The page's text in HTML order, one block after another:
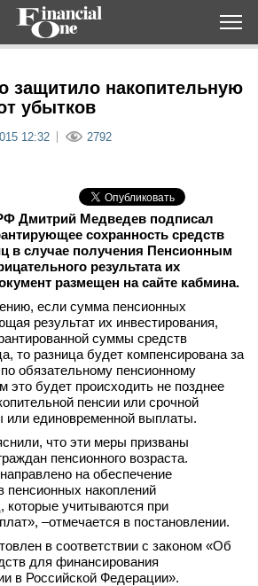
защитило накопительную
убытков
12:32 2792
Дмитрий Медведев подписал
сохранность средств
в случае получения Пенсионным
результата их
размещен на сайте кабмина.
если сумма пенсионных
результат их инвестирования,
суммы средств
то разница будет компенсирована за
обязательному пенсионному
это будет происходить не позднее
пенсии или срочной
или единовременной выплаты.
что эти меры призваны
пенсионного возраста.
на обеспечение
пенсионных накоплений
которые учитываются при
–отмечается в постановлении.
в соответствии с законом «Об
для финансирования
в Российской Федерации».